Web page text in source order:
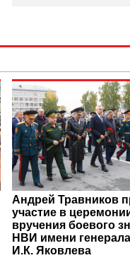
Андрей Травников
участие в
вручения боевого
НВИ имени
И.К. Яковлева